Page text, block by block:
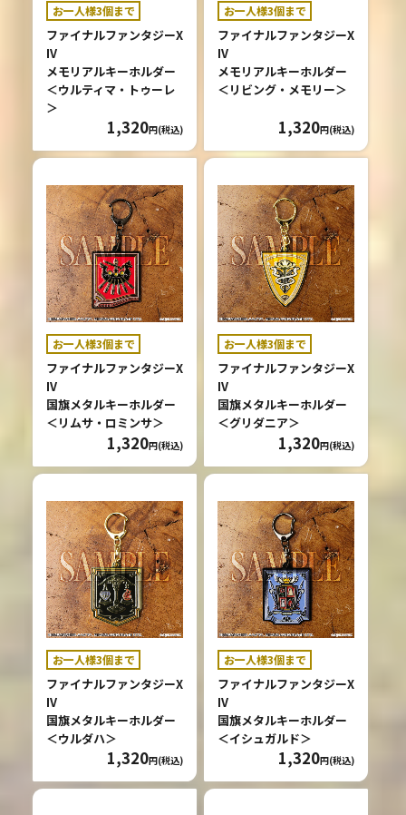
お一人様3個まで
ファイナルファンタジーX
IV
メモリアルキーホルダー
＜ウルティマ・トゥーレ
＞
1,320円(税込)
お一人様3個まで
ファイナルファンタジーX
IV
メモリアルキーホルダー
＜リビング・メモリー＞
1,320円(税込)
お一人様3個まで
ファイナルファンタジーX
IV
国旗メタルキーホルダー
＜リムサ・ロミンサ＞
1,320円(税込)
お一人様3個まで
ファイナルファンタジーX
IV
国旗メタルキーホルダー
＜グリダニア＞
1,320円(税込)
お一人様3個まで
ファイナルファンタジーX
IV
国旗メタルキーホルダー
＜ウルダハ＞
1,320円(税込)
お一人様3個まで
ファイナルファンタジーX
IV
国旗メタルキーホルダー
＜イシュガルド＞
1,320円(税込)